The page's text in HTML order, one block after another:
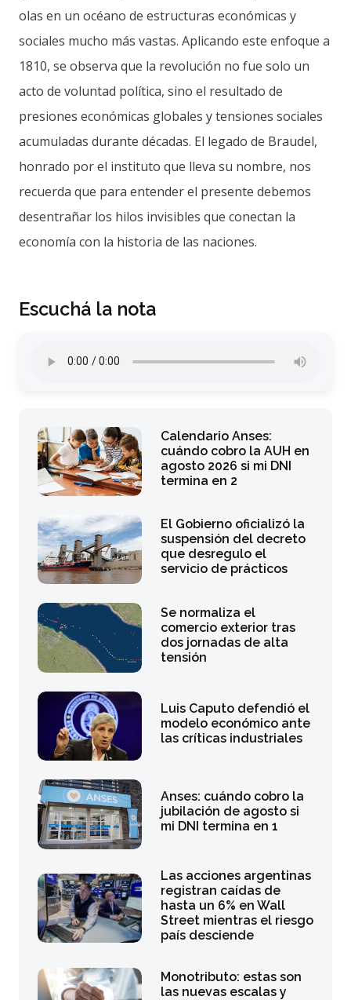
olas en un océano de estructuras económicas y
sociales mucho más vastas. Aplicando este enfoque a
1810, se observa que la revolución no fue solo un
acto de voluntad política, sino el resultado de
presiones económicas globales y tensiones sociales
acumuladas durante décadas. El legado de Braudel,
honrado por el instituto que lleva su nombre, nos
recuerda que para entender el presente debemos
desentrañar los hilos invisibles que conectan la
economía con la historia de las naciones.
Escuchá la nota
Calendario Anses:
cuándo cobro la AUH en
agosto 2026 si mi DNI
termina en 2
El Gobierno oficializó la
suspensión del decreto
que desregulo el
servicio de prácticos
Se normaliza el
comercio exterior tras
dos jornadas de alta
tensión
Luis Caputo defendió el
modelo económico ante
las críticas industriales
Anses: cuándo cobro la
jubilación de agosto si
mi DNI termina en 1
Las acciones argentinas
registran caídas de
hasta un 6% en Wall
Street mientras el riesgo
país desciende
Monotributo: estas son
las nuevas escalas y